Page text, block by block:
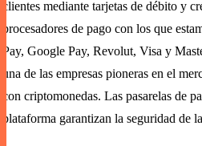
clientes mediante tarjetas de débito y
procesadores de pago con los que
Pay, Google Pay, Revolut, Visa y
una de las empresas pioneras en el
con criptomonedas. Las pasarelas de
plataforma garantizan la seguridad de